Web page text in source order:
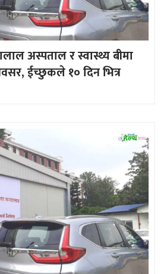
अस्पताल र स्वास्थ्य बीमा
ईच्छुकले १० दिन भित्र